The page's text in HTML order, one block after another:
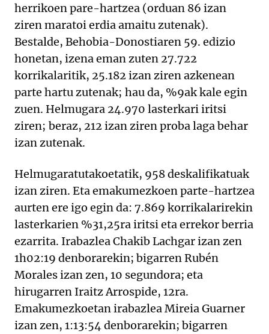
herrikoen pare-hartzea (orduan 86 izan
ziren maratoi erdia amaitu zutenak).
Bestalde, Behobia-Donostiaren 59. edizio
honetan, izena eman zuten 27.722
korrikalaritik, 25.182 izan ziren azkenean
parte hartu zutenak; hau da, %9ak kale egin
zuen. Helmugara 24.970 lasterkari iritsi
ziren; beraz, 212 izan ziren proba laga behar
izan zutenak.
Helmugaratutakoetatik, 958 deskalifikatuak
izan ziren. Eta emakumezkoen parte-hartzea
aurten ere igo egin da: 7.869 korrikalarirekin
lasterkarien %31,25ra iritsi eta errekor berria
ezarrita. Irabazlea Chakib Lachgar izan zen
1h02:19 denborarekin; bigarren Rubén
Morales izan zen, 10 segundora; eta
hirugarren Iraitz Arrospide, 12ra.
Emakumezkoetan irabazlea Mireia Guarner
izan zen, 1:13:54 denborarekin; bigarren